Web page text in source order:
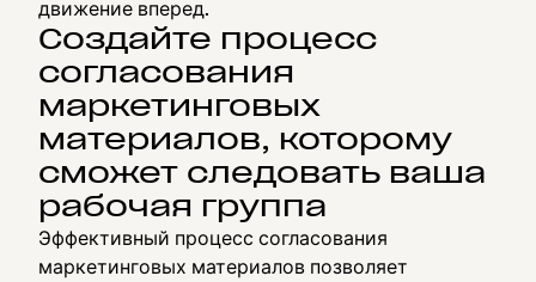
движение вперед.
Создайте процесс
согласования
маркетинговых
материалов, которому
сможет следовать ваша
рабочая группа
Эффективный процесс согласования
маркетинговых материалов позволяет